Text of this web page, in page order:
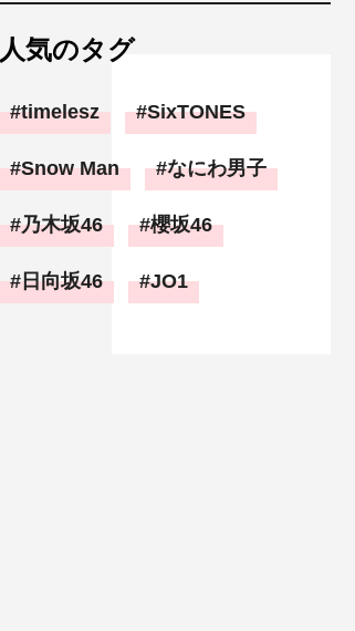
人気のタグ
timelesz SixTONES
Snow Man なにわ男子
乃木坂46 櫻坂46
日向坂46 JO1